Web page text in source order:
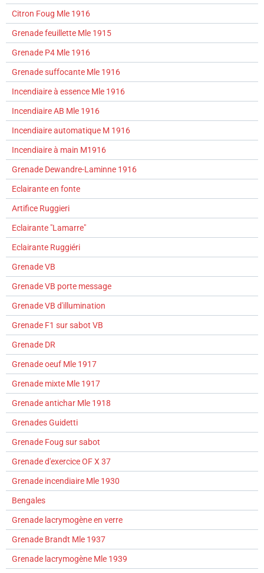
Citron Foug Mle 1916
Grenade feuillette Mle 1915
Grenade P4 Mle 1916
Grenade suffocante Mle 1916
Incendiaire à essence Mle 1916
Incendiaire AB Mle 1916
Incendiaire automatique M 1916
Incendiaire à main M1916
Grenade Dewandre-Laminne 1916
Eclairante en fonte
Artifice Ruggieri
Eclairante "Lamarre"
Eclairante Ruggiéri
Grenade VB
Grenade VB porte message
Grenade VB d'illumination
Grenade F1 sur sabot VB
Grenade DR
Grenade oeuf Mle 1917
Grenade mixte Mle 1917
Grenade antichar Mle 1918
Grenades Guidetti
Grenade Foug sur sabot
Grenade d'exercice OF X 37
Grenade incendiaire Mle 1930
Bengales
Grenade lacrymogène en verre
Grenade Brandt Mle 1937
Grenade lacrymogène Mle 1939